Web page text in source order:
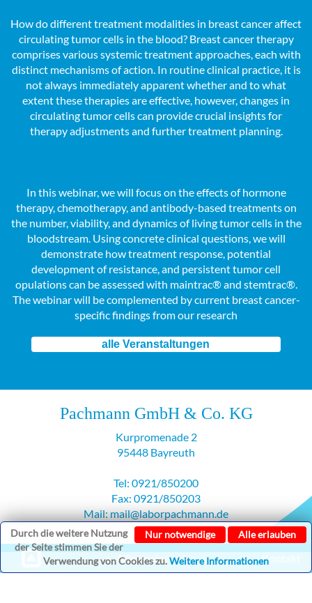
How do different treatment modalities in breast cancer affect
circulating tumor cells in the blood? Breast cancer therapy
comprises various systemic treatment approaches, each with
distinct mechanisms of action. In routine clinical practice, it is
not always immediately apparent whether and to what
extent these therapies are effective, however, changes in
circulating tumor cells can provide crucial insights for
therapy adjustments and further treatment planning.
In this webinar, we will focus on the effects of hormone
therapy, chemotherapy, and antibody-based treatments on
the number, viability, and dynamics of living tumor cells in the
bloodstream. Using concrete clinical questions, we will
demonstrate how treatment response, potential
development of resistance, and persistent tumor cell
opulations can be assessed with maintrac® and stemtrac®.
The webinar will be complemented by current breast cancer-
specific findings from our research
alle Veranstaltungen
Pachmann GmbH & Co. KG
Kurpromenade 2
95448 Bayreuth
Tel: 0921/850200
Fax: 0921/850203
Mail: mail@laborpachmann.de
▲ Allgemeine Infos ▲ Kontakt
Alle erlauben
Nur notwendige
Durch die weitere Nutzung
der Seite stimmen Sie der
Verwendung von Cookies zu.Weitere Informationen